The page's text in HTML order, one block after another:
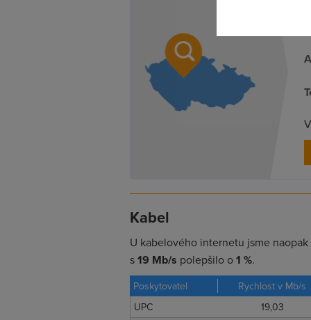
Kabel
U kabelového internetu jsme
s19 Mb/s polepšilo o1 %.
Poskytovatel Rychlost v Mb/s
UPC
19,03